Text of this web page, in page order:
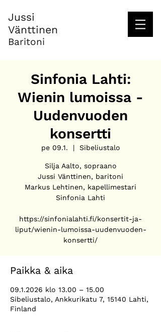
Jussi
Vänttinen
Baritoni
Sinfonia Lahti:
Wienin lumoissa -
Uudenvuoden
konsertti
pe 09.1.
  |
Sibeliustalo
Silja Aalto, sopraano
Jussi Vänttinen, baritoni
Markus Lehtinen, kapellimestari
Sinfonia Lahti
https://sinfonialahti.fi/konsertit-ja-
liput/wienin-lumoissa-uudenvuoden-
Paikka & aika
09.1.2026 klo 13.00 – 15.00
Sibeliustalo, Ankkurikatu 7, 15140 Lahti,
Finland